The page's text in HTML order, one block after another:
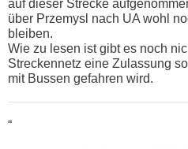
auf dieser Strecke
über Przemysl nach UA wohl
bleiben.
Wie zu lesen ist gibt es noch
Streckennetz eine Zulassung
mit Bussen gefahren wird.
“